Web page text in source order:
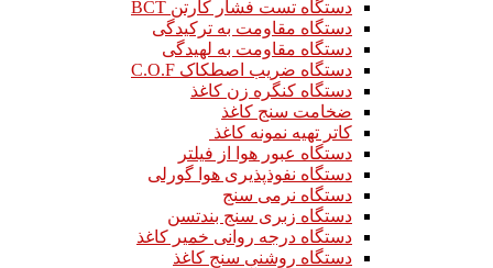
دستگاه تست فشار کارتن BCT
دستگاه مقاومت به ترکیدگی
دستگاه مقاومت به لهیدگی
دستگاه ضریب اصطکاک C.O.F
دستگاه کنگره زن کاغذ
ضخامت سنج کاغذ
کاتر تهیه نمونه کاغذ
دستگاه عبور هوا از فیلتر
دستگاه نفوذپذیری هوا گورلی
دستگاه نرمی سنج
دستگاه زبری سنج بندتسن
دستگاه درجه روانی خمیر کاغذ
دستگاه روشنی سنج کاغذ